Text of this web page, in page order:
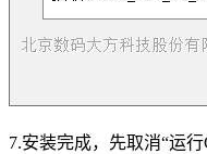
7.安装完成，先取消“运